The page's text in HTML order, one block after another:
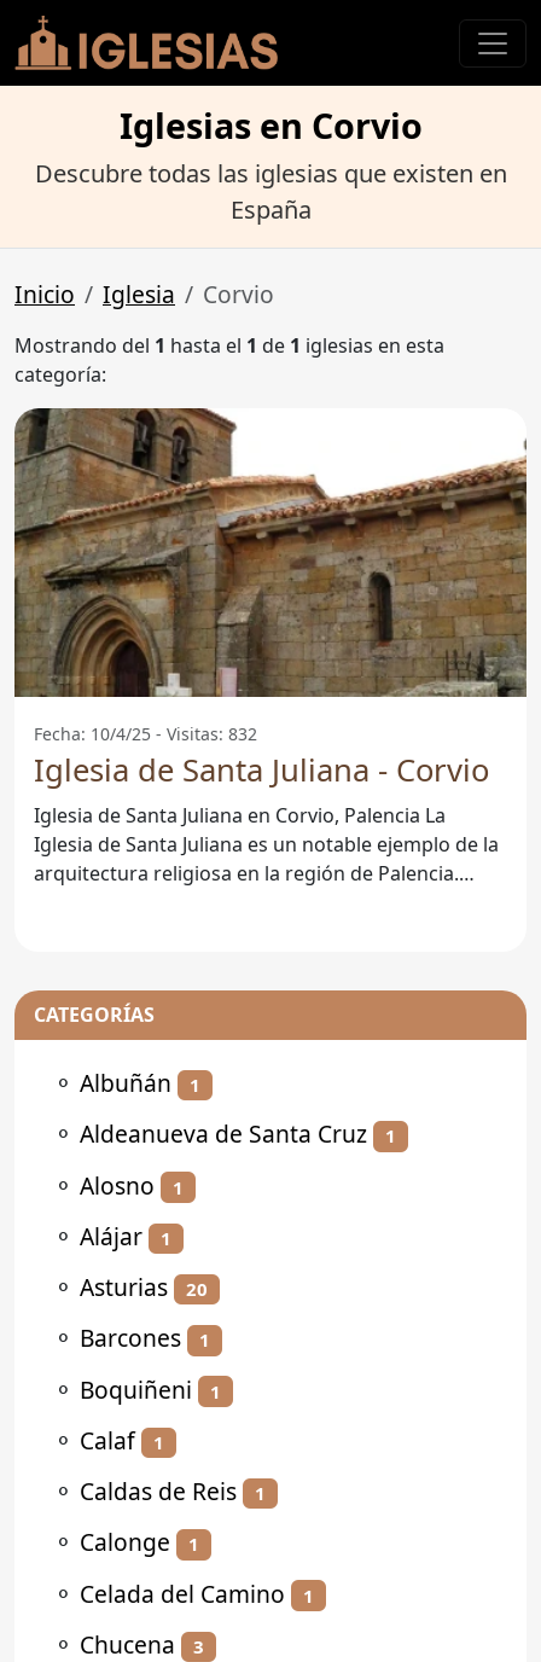
Iglesias en Corvio
Descubre todas las iglesias que existen en
España
Inicio Iglesia Corvio
Mostrando del 1 hasta el 1 de 1 iglesias en esta
categoría:
Fecha: 10/4/25 - Visitas: 832
Iglesia de Santa Juliana - Corvio
Iglesia de Santa Juliana en Corvio, Palencia La
Iglesia de Santa Juliana es un notable ejemplo de la
arquitectura religiosa en la región de Palencia.
CATEGORÍAS
⚬ Albuñán 1
⚬ Aldeanueva de Santa Cruz 1
⚬ Alosno 1
⚬ Alájar 1
⚬ Asturias 20
⚬ Barcones 1
⚬ Boquiñeni 1
⚬ Calaf 1
⚬ Caldas de Reis 1
⚬ Calonge 1
⚬ Celada del Camino 1
⚬ Chucena 3